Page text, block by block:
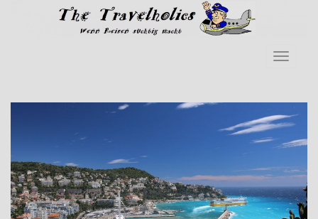
Skip to main content